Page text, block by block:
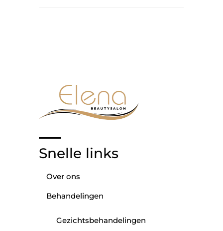
Snelle links
Over ons
Behandelingen
Gezichtsbehandelingen